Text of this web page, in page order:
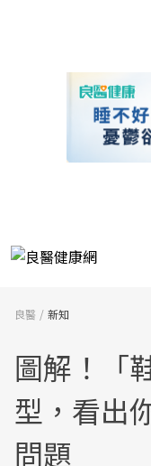
良醫 新知
圖解！「
型，看出
問題